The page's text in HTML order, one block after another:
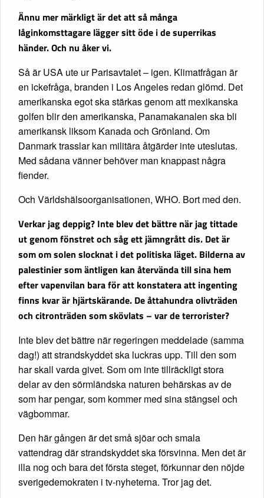
Ännu mer märkligt är det att så många
låginkomsttagare lägger sitt öde i de superrikas
händer. Och nu åker vi.
Så är USA ute ur Parisavtalet – igen. Klimatfrågan är
en ickefråga, branden i Los Angeles redan glömd. Det
amerikanska egot ska stärkas genom att mexikanska
golfen blir den amerikanska, Panamakanalen ska bli
amerikansk liksom Kanada och Grönland. Om
Danmark trasslar kan militära åtgärder inte uteslutas.
Med sådana vänner behöver man knappast några
fiender.
Och Världshälsoorganisationen, WHO. Bort med den.
Verkar jag deppig? Inte blev det bättre när jag tittade
ut genom fönstret och såg ett jämngrått dis. Det är
som om solen slocknat i det politiska läget. Bilderna av
palestinier som äntligen kan återvända till sina hem
efter vapenvilan bara för att konstatera att ingenting
finns kvar är hjärtskärande. De åttahundra olivträden
och citronträden som skövlats – var de terrorister?
Inte blev det bättre när regeringen meddelade (samma
dag!) att strandskyddet ska luckras upp. Till den som
har skall varda givet. Som om inte tillräckligt stora
delar av den sörmländska naturen behärskas av de
som har pengar, som kommer med sina stängsel och
vägbommar.
Den här gången är det små sjöar och smala
vattendrag där strandskyddet ska försvinna. Men det är
illa nog och bara det första steget, förkunnar den nöjde
sverigedemokraten i tv-nyheterna. Tror jag det.